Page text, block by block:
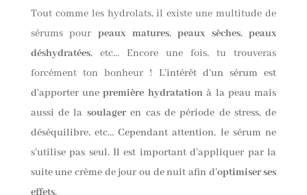
Tout comme les hydrolats, il existe une multitude de
sérums pour peaux matures,peaux sèches,peaux
déshydratées, etc… Encore une fois, tu trouveras
forcément ton bonheur ! L’intérêt d’un sérum est
d’apporter unepremière hydratationà la peau mais
aussi de la soulageren cas de période de stress, de
déséquilibre, etc… Cependant attention, le sérum ne
s’utilise pas seul. Il est important d’appliquer par la
suite une crème de jour ou de nuit afin d’optimiser ses
effets.